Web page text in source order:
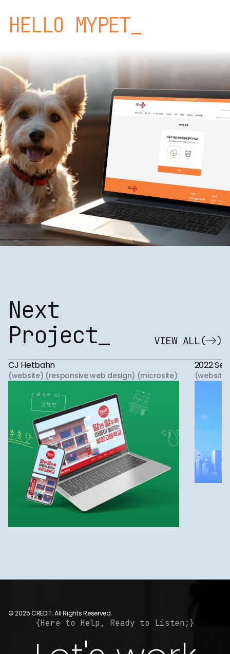
HELLO MYPET_
Next
Project_
VIEW ALL( )
CJ Hetbahn
(website) (responsive web design) (microsite)
2022
© 2025 CREDIT. All Rights Reserved.
{Here to Help, Ready to Listen;}